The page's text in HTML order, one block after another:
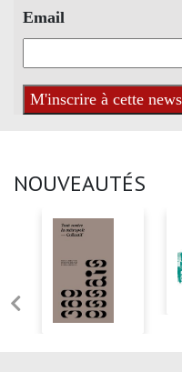
Email
NOUVEAUTÉS